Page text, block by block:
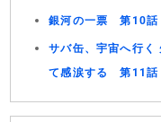
銀河の一票 第10話
サバ缶、宇宙へ行く
て感涙する 第11話